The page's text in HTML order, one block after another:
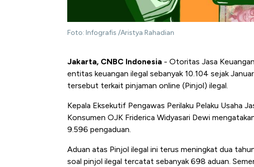
Foto: Infografis /Aristya Rahadian
Jakarta, CNBC Indonesia - Otoritas Jasa
entitas keuangan ilegal sebanyak 10.104 sejak
tersebut terkait pinjaman online (Pinjol) ilegal.
Kepala Eksekutif Pengawas Perilaku Pelaku Usaha
Konsumen OJK Friderica Widyasari Dewi
9.596 pengaduan.
Aduan atas Pinjol ilegal ini terus meningkat dua
soal pinjol ilegal tercatat sebanyak 698 aduan.